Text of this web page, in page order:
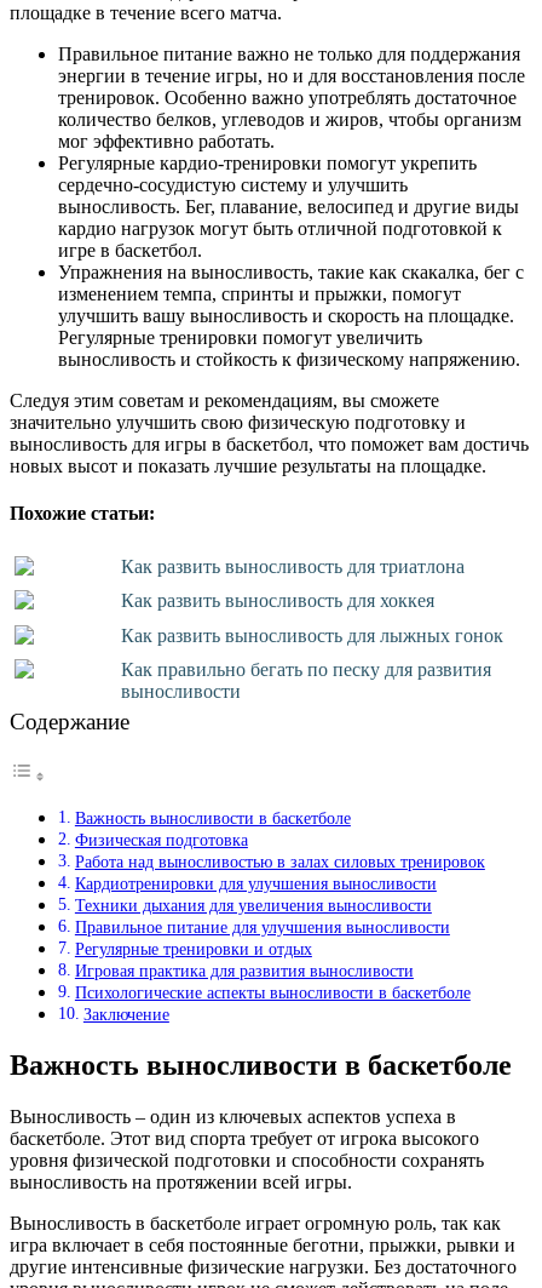
площадке в течение всего матча.
Правильное питание важно не только для поддержания
энергии в течение игры, но и для восстановления после
тренировок. Особенно важно употреблять достаточное
количество белков, углеводов и жиров, чтобы организм
мог эффективно работать.
Регулярные кардио-тренировки помогут укрепить
сердечно-сосудистую систему и улучшить
выносливость. Бег, плавание, велосипед и другие виды
кардио нагрузок могут быть отличной подготовкой к
игре в баскетбол.
Упражнения на выносливость, такие как скакалка, бег с
изменением темпа, спринты и прыжки, помогут
улучшить вашу выносливость и скорость на площадке.
Регулярные тренировки помогут увеличить
выносливость и стойкость к физическому напряжению.
Следуя этим советам и рекомендациям, вы сможете
значительно улучшить свою физическую подготовку и
выносливость для игры в баскетбол, что поможет вам достичь
новых высот и показать лучшие результаты на площадке.
Похожие статьи:
Как развить выносливость для триатлона
Как развить выносливость для хоккея
Как развить выносливость для лыжных гонок
Как правильно бегать по песку для развития
выносливости
Содержание
Важность выносливости в баскетболе
Физическая подготовка
Работа над выносливостью в залах силовых тренировок
Кардиотренировки для улучшения выносливости
Техники дыхания для увеличения выносливости
Правильное питание для улучшения выносливости
Регулярные тренировки и отдых
Игровая практика для развития выносливости
Психологические аспекты выносливости в баскетболе
Заключение
Важность выносливости в баскетболе
Выносливость – один из ключевых аспектов успеха в
баскетболе. Этот вид спорта требует от игрока высокого
уровня физической подготовки и способности сохранять
выносливость на протяжении всей игры.
Выносливость в баскетболе играет огромную роль, так как
игра включает в себя постоянные беготни, прыжки, рывки и
другие интенсивные физические нагрузки. Без достаточного